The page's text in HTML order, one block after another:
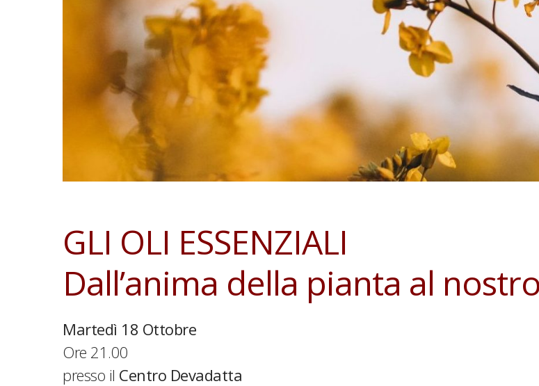
Hit enter to search or ESC to close
GLI OLI ESSENZIALI
Dall’anima della pianta al
Martedì 18 Ottobre
Ore 21.00
presso il Centro Devadatta